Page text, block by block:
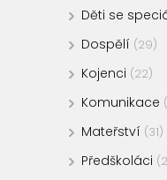
Děti se
Dospělí (29)
Kojenci (22)
Komunikace
Mateřství (31)
Předškoláci